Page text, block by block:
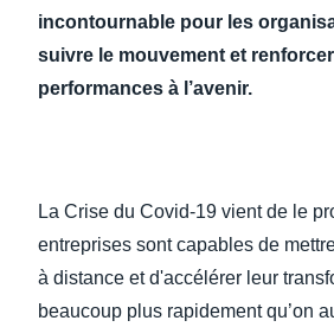
incontournable pour les
suivre le mouvement et
performances à l’avenir.
La Crise du Covid-19 vient de le
entreprises sont capables de
à distance et d'accélérer leur
beaucoup plus rapidement qu’on